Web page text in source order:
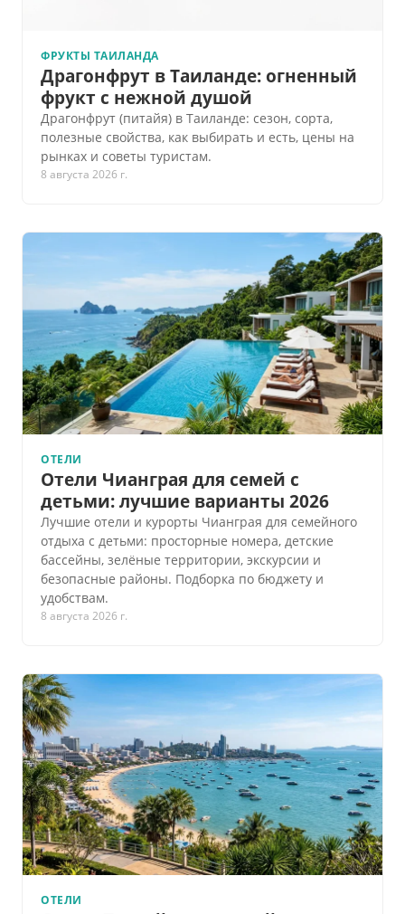
ФРУКТЫ ТАИЛАНДА
Драгонфрут в Таиланде: огненный
фрукт с нежной душой
Драгонфрут (питайя) в Таиланде: сезон, сорта,
полезные свойства, как выбирать и есть, цены на
рынках и советы туристам.
8 августа 2026 г.
ОТЕЛИ
Отели Чианграя для семей с
детьми: лучшие варианты 2026
Лучшие отели и курорты Чианграя для семейного
отдыха с детьми: просторные номера, детские
бассейны, зелёные территории, экскурсии и
безопасные районы. Подборка по бюджету и
удобствам.
8 августа 2026 г.
ОТЕЛИ